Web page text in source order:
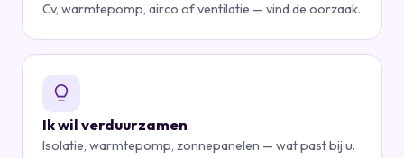
Cv, warmtepomp, airco of ventilatie — vind de oorzaak.
Ik wil verduurzamen
Isolatie, warmtepomp, zonnepanelen — wat past bij u.